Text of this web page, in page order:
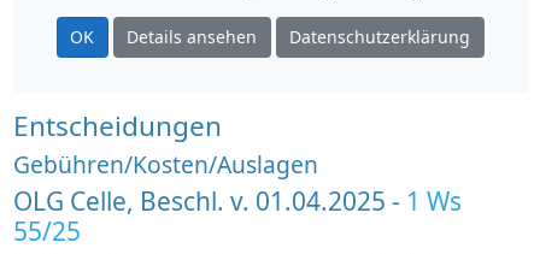
OK Details ansehen Datenschutzerklärung
Entscheidungen
Gebühren/Kosten/Auslagen
OLG Celle, Beschl. v. 01.04.2025 - 1 Ws
55/25